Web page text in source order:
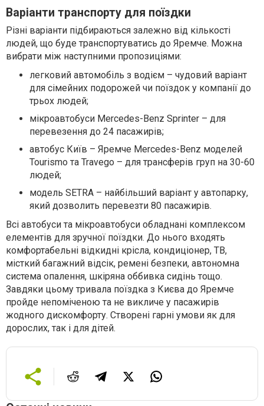
Варіанти транспорту для поїздки
Різні варіанти підбираються залежно від кількості
людей, що буде транспортуватись до Яремче. Можна
вибрати між наступними пропозиціями:
легковий автомобіль з водієм – чудовий варіант
для сімейних подорожей чи поїздок у компанії до
трьох людей;
мікроавтобуси Mercedes-Benz Sprinter – для
перевезення до 24 пасажирів;
автобус Київ – Яремче Mercedes-Benz моделей
Tourismo та Travego – для трансферів груп на 30-60
людей;
модель SETRA – найбільший варіант у автопарку,
який дозволить перевезти 80 пасажирів.
Всі автобуси та мікроавтобуси обладнані комплексом
елементів для зручної поїздки. До нього входять
комфортабельні відкидні крісла, кондиціонер, ТВ,
місткий багажний відсік, ремені безпеки, автономна
система опалення, шкіряна оббивка сидінь тощо.
Завдяки цьому тривала поїздка з Києва до Яремче
пройде непоміченою та не викличе у пасажирів
жодного дискомфорту. Створені гарні умови як для
дорослих, так і для дітей.